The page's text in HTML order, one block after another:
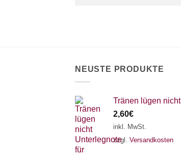
NEUSTE PRODUKTE
Tränen lügen nicht
2,60€
inkl. MwSt.
zzgl. Versandkosten